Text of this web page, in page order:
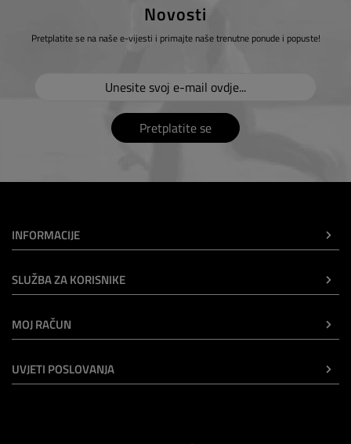
Novosti
Pretplatite se na naše e-vijesti i primajte naše trenutne ponude i popuste!
Pretplatite se
INFORMACIJE
SLUŽBA ZA KORISNIKE
MOJ RAČUN
UVJETI POSLOVANJA